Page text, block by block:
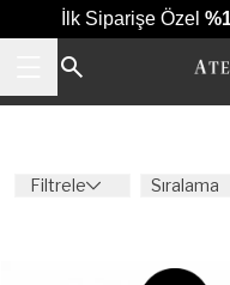
İlk Siparişe Özel
Filtrele Sıralama